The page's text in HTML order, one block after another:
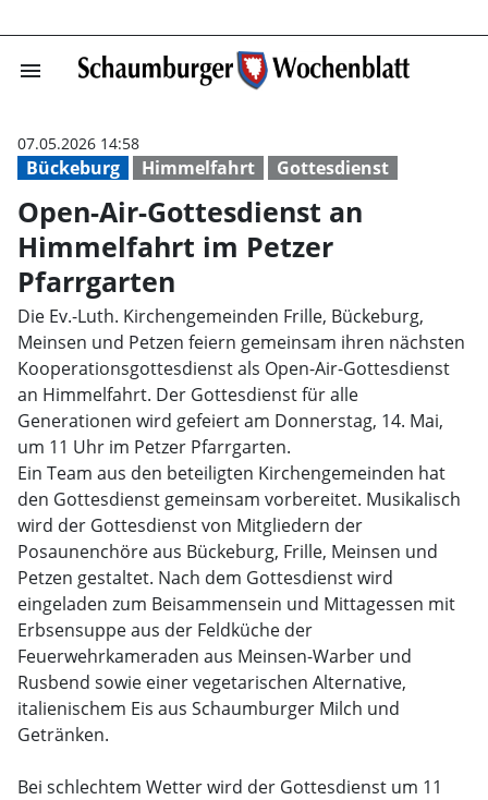
menu Open-Air-
Bückeburg Himmelfahrt Gottesdienst
07.05.2026 14:58
Open-Air-Gottesdienst an
Himmelfahrt im Petzer
Pfarrgarten
Die Ev.-Luth. Kirchengemeinden Frille, Bückeburg,
Meinsen und Petzen feiern gemeinsam ihren nächsten
Kooperationsgottesdienst als Open-Air-Gottesdienst
an Himmelfahrt. Der Gottesdienst für alle
Generationen wird gefeiert am Donnerstag, 14. Mai,
um 11 Uhr im Petzer Pfarrgarten.
Ein Team aus den beteiligten Kirchengemeinden hat
den Gottesdienst gemeinsam vorbereitet. Musikalisch
wird der Gottesdienst von Mitgliedern der
Posaunenchöre aus Bückeburg, Frille, Meinsen und
Petzen gestaltet. Nach dem Gottesdienst wird
eingeladen zum Beisammensein und Mittagessen mit
Erbsensuppe aus der Feldküche der
Feuerwehrkameraden aus Meinsen-Warber und
Rusbend sowie einer vegetarischen Alternative,
italienischem Eis aus Schaumburger Milch und
Getränken.
Bei schlechtem Wetter wird der Gottesdienst um 11